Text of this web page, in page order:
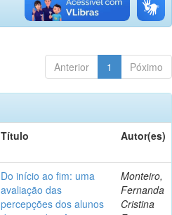
Anterior 1 Póximo
Título Autor(es)
Do início ao fim: uma
avaliação das
percepções dos alunos
Monteiro,
Fernanda
Cristina